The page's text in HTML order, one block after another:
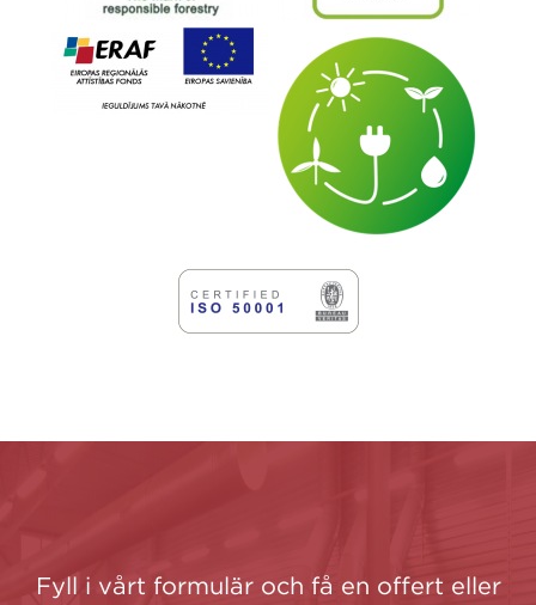
Fyll i vårt formulär och få en offert eller